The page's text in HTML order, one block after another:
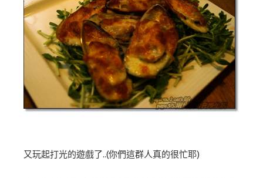
又玩起打光的遊戲了..(你們這群人真的很忙耶)